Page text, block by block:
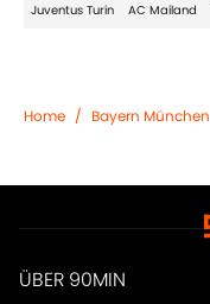
Juventus Turin AC Mailand
Home / Bayern München
ÜBER 90MIN